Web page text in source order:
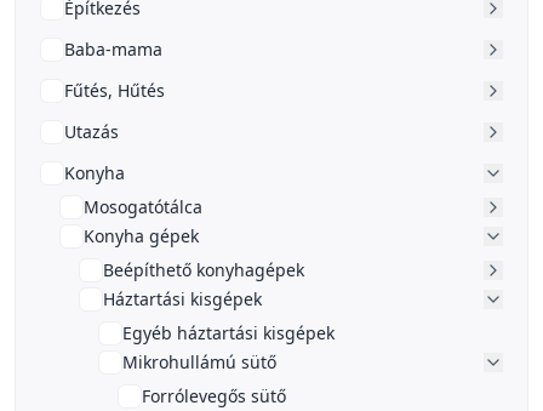
Építkezés
Baba-mama
Fűtés, Hűtés
Utazás
Konyha
Mosogatótálca
Konyha gépek
Beépíthető konyhagépek
Háztartási kisgépek
Egyéb háztartási kisgépek
Mikrohullámú sütő
Forrólevegős sütő